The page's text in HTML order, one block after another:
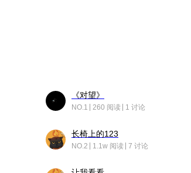
《对望》
NO.1 260 阅读 1 讨论
长椅上的123
NO.2 1.1w 阅读 7 讨论